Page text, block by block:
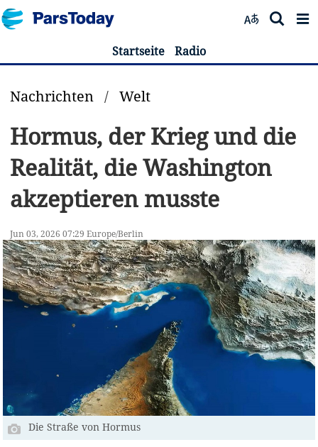
Startseite Radio
Nachrichten / Welt
Hormus, der Krieg und die
Realität, die Washington
akzeptieren musste
Jun 03, 2026 07:29 Europe/Berlin
Die Straße von Hormus